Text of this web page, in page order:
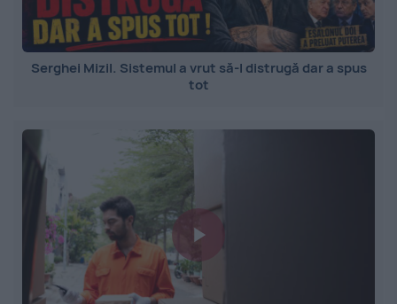
Serghei Mizil. Sistemul a vrut să-l distrugă dar a spus
tot